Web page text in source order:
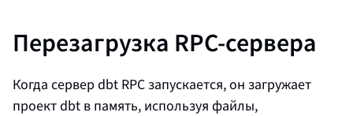
Перезагрузка RPC-сервера
Когда сервер dbt RPC запускается, он загружает
проект dbt в память, используя файлы,